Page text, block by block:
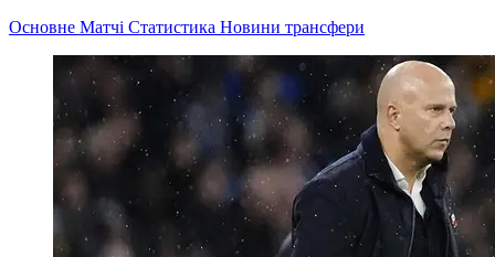
Основне Матчі Статистика Новини трансфери